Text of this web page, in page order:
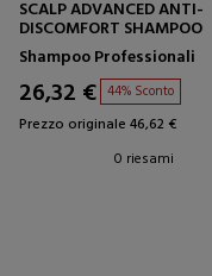
SCALP ADVANCED ANTI-
DISCOMFORT SHAMPOO
Shampoo Professionali
26,32 € 44% Sconto
Prezzo originale 46,62 €
0 riesami